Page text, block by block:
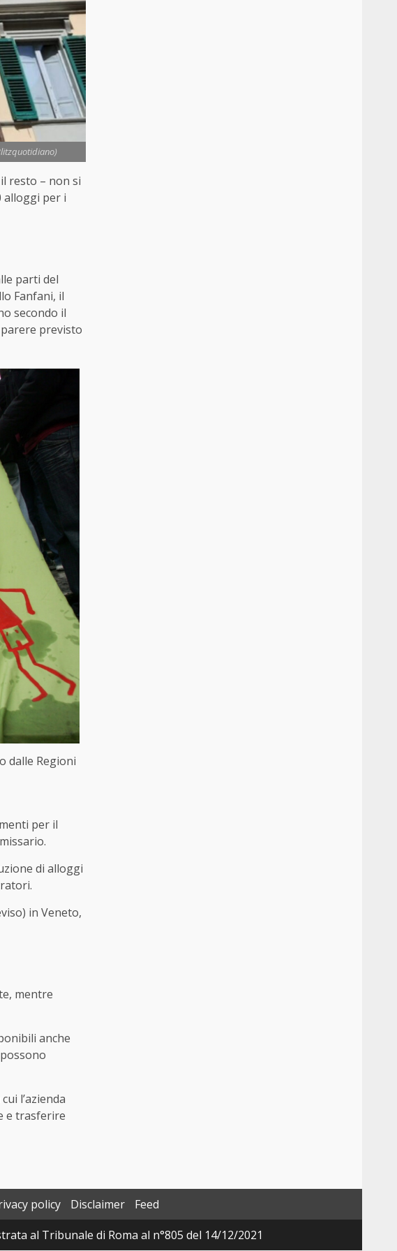
resto – non si
alloggi per i
parti del
Fanfani, il
secondo il
previsto
dalle Regioni
per il
di alloggi
in Veneto,
mentre
anche
l’azienda
e trasferire
policy Disclaimer
Feed
al Tribunale di Roma al n°805 del 14/12/2021